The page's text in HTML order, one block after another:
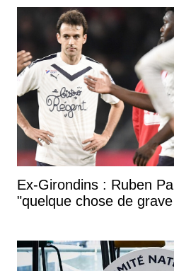
Ex-Girondins : Ruben
"quelque chose de